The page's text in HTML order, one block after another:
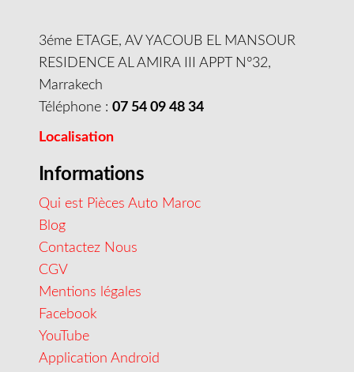
3éme ETAGE, AV YACOUB EL MANSOUR
RESIDENCE AL AMIRA III APPT N°32,
Marrakech
Téléphone : 07 54 09 48 34
Localisation
Informations
Qui est Pièces Auto Maroc
Blog
Contactez Nous
CGV
Mentions légales
Facebook
YouTube
Application Android